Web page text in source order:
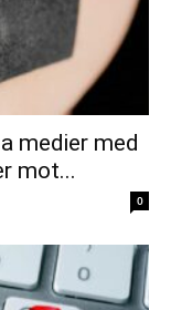
medier med
mot...
0